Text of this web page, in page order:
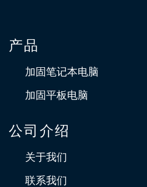
产品
加固笔记本电脑
加固平板电脑
公司介绍
关于我们
联系我们